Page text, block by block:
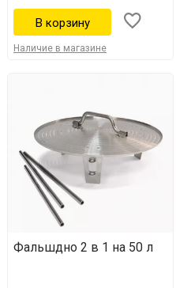
Наличие в магазине
Фальшдно 2 в 1 на 50 л